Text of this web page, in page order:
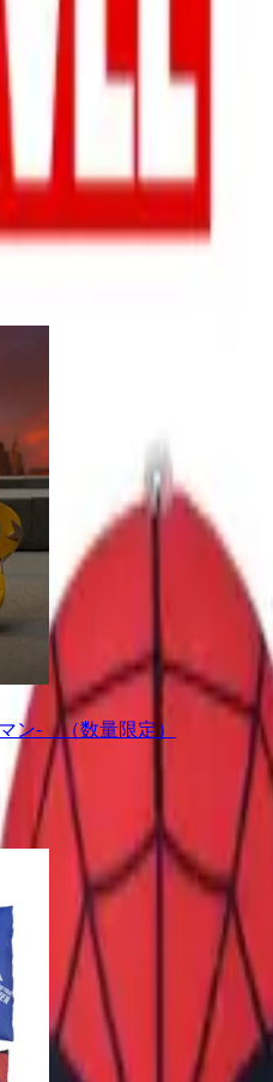
をお知らせするものであり、
に品切れとなる場合がござい
配送状況により変動いたしま
ン‐ （数量限定）